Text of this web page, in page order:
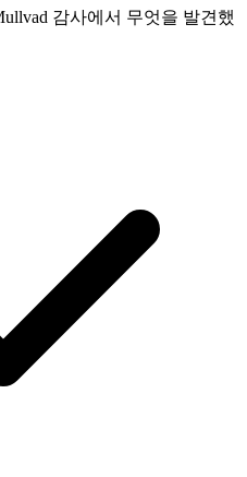
감사에서 무엇을 발견했